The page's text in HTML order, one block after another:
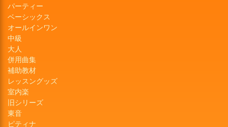
パーティー
ベーシックス
オールインワン
中級
大人
併用曲集
補助教材
レッスングッズ
室内楽
旧シリーズ
東音
ピティナ